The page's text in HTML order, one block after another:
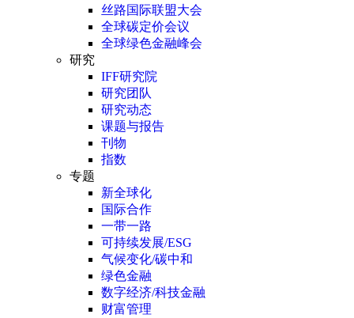
丝路国际联盟大会
全球碳定价会议
全球绿色金融峰会
研究
IFF研究院
研究团队
研究动态
课题与报告
刊物
指数
专题
新全球化
国际合作
一带一路
可持续发展/ESG
气候变化/碳中和
绿色金融
数字经济/科技金融
财富管理